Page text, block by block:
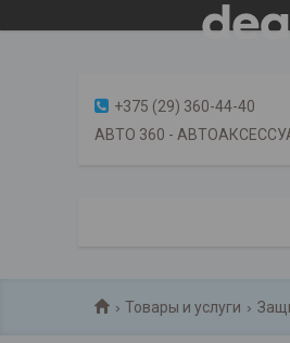
+375 (29) 360-44-40
АВТО 360 -
Товары и услуги